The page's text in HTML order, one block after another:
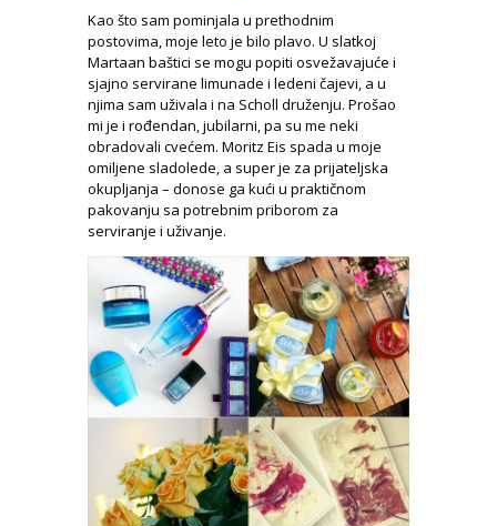
Kao što sam pominjala u prethodnim
postovima, moje leto je bilo plavo. U slatkoj
Martaan baštici se mogu popiti osvežavajuće i
sjajno servirane limunade i ledeni čajevi, a u
njima sam uživala i na Scholl druženju. Prošao
mi je i rođendan, jubilarni, pa su me neki
obradovali cvećem. Moritz Eis spada u moje
omiljene sladolede, a super je za prijateljska
okupljanja – donose ga kući u praktičnom
pakovanju sa potrebnim priborom za
serviranje i uživanje.